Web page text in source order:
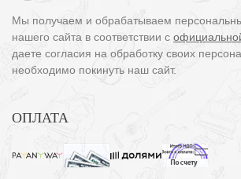
Мы получаем и обрабатываем
нашего сайта в соответствии с
даете согласия на обработку своих
необходимо покинуть наш сайт.
ОПЛАТА